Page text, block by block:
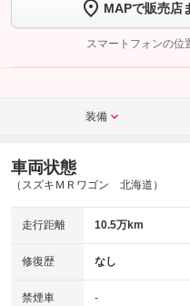
トーク画面で
ボタン
完了してください。
MAPで販売店
スマートフォンの位
装備
車両状態
（スズキＭＲワゴン 北海道）
走行距離 10.5万km
修復歴 なし
禁煙車 -